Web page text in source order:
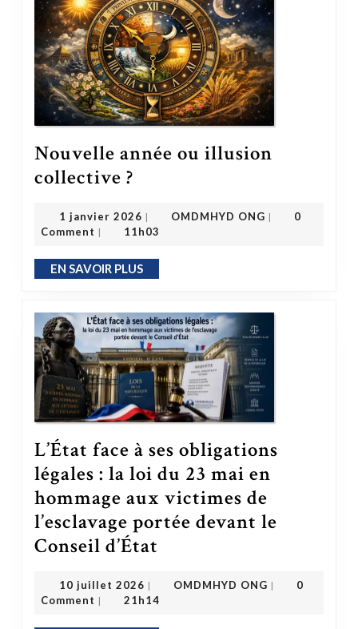
Nouvelle année ou illusion
collective ?
1 janvier 2026 | OMDMHYD ONG |
0
Comment | 11h03
EN SAVOIR PLUSEN SAVOIR PLUS
L’État face à ses obligations
légales : la loi du 23 mai en
hommage aux victimes de
l’esclavage portée devant le
Conseil d’État
10 juillet 2026 10 juillet 2026
| OMDMHYD ONG |
0
Comment | 21h14